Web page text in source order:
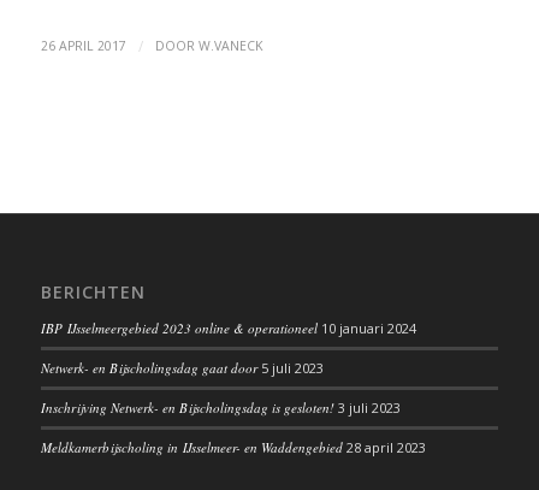
26 APRIL 2017 / DOOR W.VANECK
BERICHTEN
IBP IJsselmeergebied 2023 online & operationeel 10 januari 2024
Netwerk- en Bijscholingsdag gaat door 5 juli 2023
Inschrijving Netwerk- en Bijscholingsdag is gesloten! 3 juli 2023
Meldkamerbijscholing in IJsselmeer- en Waddengebied 28 april 2023